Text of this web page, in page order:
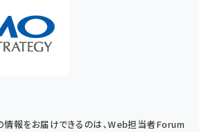
報をお届けできるのは、Web担当者Forum